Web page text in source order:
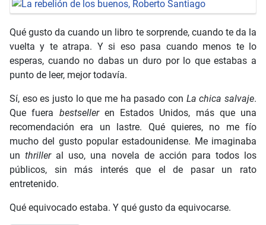
Qué gusto da cuando un libro te sorprende, cuando te da la
vuelta y te atrapa. Y si eso pasa cuando menos te lo
esperas, cuando no dabas un duro por lo que estabas a
punto de leer, mejor todavía.
Sí, eso es justo lo que me ha pasado con La chica salvaje.
Que fuera bestselleren Estados Unidos, más que una
recomendación era un lastre. Qué quieres, no me fío
mucho del gusto popular estadounidense. Me imaginaba
unthrilleral uso, una novela de acción para todos los
públicos, sin más interés que el de pasar un rato
entretenido.
Qué equivocado estaba. Y qué gusto da equivocarse.